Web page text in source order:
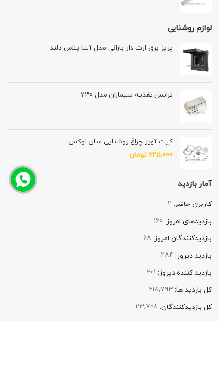
لوازم روشنایی
پریز برق ارت دار بارانی مدل آسا پلاس دلند
ترانس تغذیه سیماران مدل 730
کیت آويز چراغ روشنایی سان لوکس
225,000 تومان
آمار بازدید
کاربران حاضر: 2
بازدیدهای امروز: 160
بازدیدکنندگان امروز: 68
بازدید دیروز: 284
بازدید کننده دیروز: 201
کل بازدید ها: 218,793
کل بازدیدکنند‌گان: 23,708